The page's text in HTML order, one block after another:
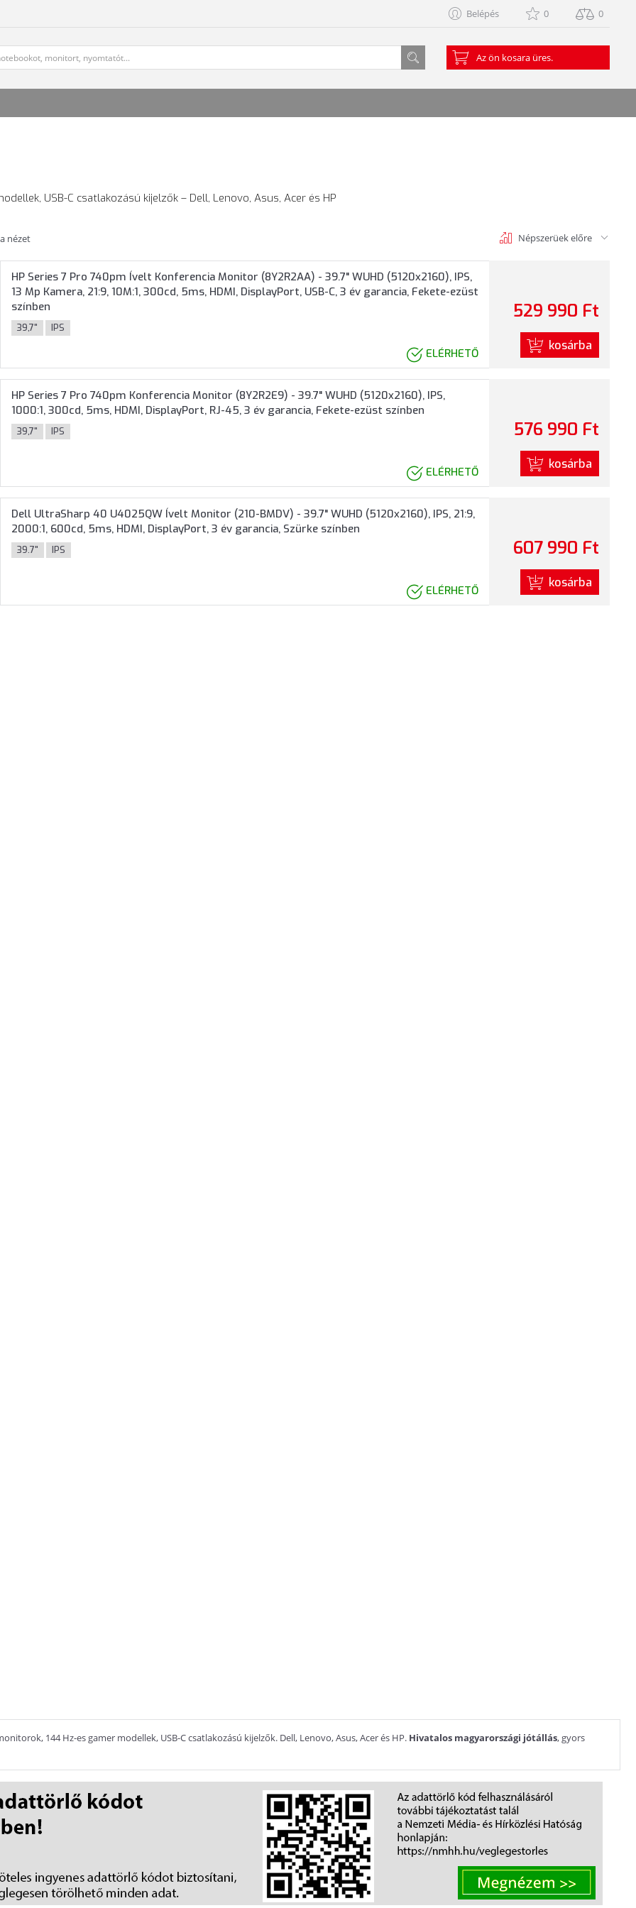
Belépés 0 0
Az ön kosara üres.
USB-C csatlakozású kijelzők – Dell, Lenovo, Asus, Acer és HP
nézet Népszerüek előre
HP Series 7 Pro 740pm Ívelt Konferencia Monitor (8Y2R2AA) - 39.7" WUHD (5120x2160), IPS,
13 Mp Kamera, 21:9, 10M:1, 300cd, 5ms, HDMI, DisplayPort, USB-C, 3 év garancia, Fekete-ezüst
színben
39,7" IPS
ELÉRHETŐ
529 990 Ft
kosárba
HP Series 7 Pro 740pm Konferencia Monitor (8Y2R2E9) - 39.7" WUHD (5120x2160), IPS,
1000:1, 300cd, 5ms, HDMI, DisplayPort, RJ-45, 3 év garancia, Fekete-ezüst színben
39,7" IPS
ELÉRHETŐ
576 990 Ft
kosárba
Dell UltraSharp 40 U4025QW Ívelt Monitor (210-BMDV) - 39.7" WUHD (5120x2160), IPS, 21:9,
2000:1, 600cd, 5ms, HDMI, DisplayPort, 3 év garancia, Szürke színben
39.7" IPS
ELÉRHETŐ
607 990 Ft
kosárba
144 Hz-es gamer modellek, USB-C csatlakozású kijelzők. Dell, Lenovo, Asus, Acer és HP. Hivatalos magyarországi jótállás, gyors